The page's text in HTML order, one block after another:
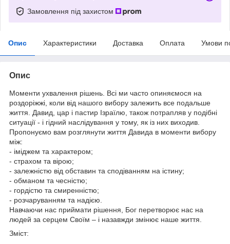
Замовлення під захистом
Опис Характеристики Доставка Оплата Умови
Опис
Моменти ухвалення рішень. Всі ми часто опиняємося на
роздоріжжі, коли від нашого вибору залежить все подальше
життя. Давид, цар і пастир Ізраїлю, також потрапляв у подібні
ситуації - і гідний наслідування у тому, як із них виходив.
Пропонуємо вам розглянути життя Давида в моменти вибору
між:
- іміджем та характером;
- страхом та вірою;
- залежністю від обставин та сподіванням на істину;
- обманом та чесністю;
- гордістю та смиренністю;
- розчаруванням та надією.
Навчаючи нас приймати рішення, Бог перетворює нас на
людей за серцем Своїм – і назавжди змінює наше життя.
Зміст: